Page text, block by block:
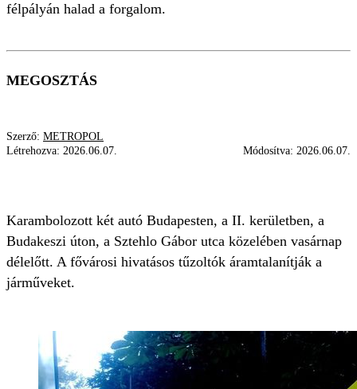
félpályán halad a forgalom.
MEGOSZTÁS
Szerző: METROPOL
Létrehozva: 2026.06.07. Módosítva: 2026.06.07.
Karambolozott két autó Budapesten, a II. kerületben, a
Budakeszi úton, a Sztehlo Gábor utca közelében vasárnap
délelőtt. A fővárosi hivatásos tűzoltók áramtalanítják a
járműveket.